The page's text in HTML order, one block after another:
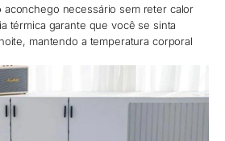
necessário sem reter calor
térmica garante que você se sinta
mantendo a temperatura corporal